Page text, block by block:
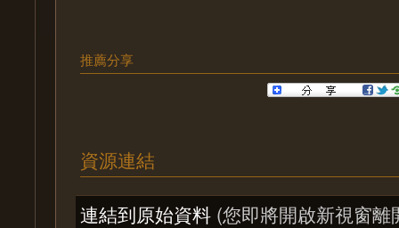
推薦分享
資源連結
連結到原始資料 (您即將開啟新視窗離